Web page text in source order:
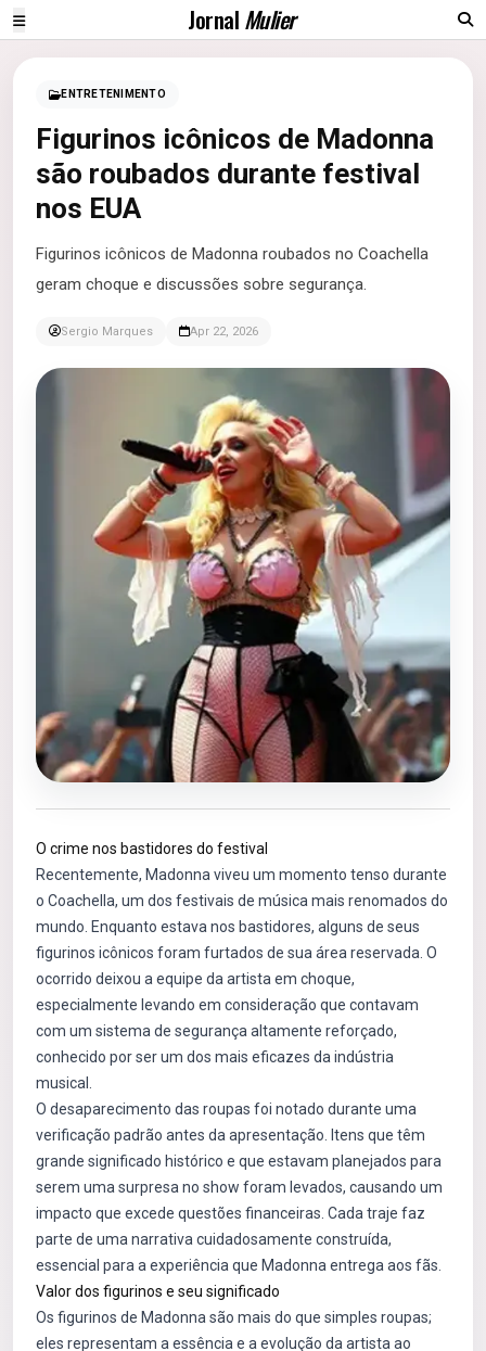
JornalMulier
ENTRETENIMENTO
Figurinos icônicos de Madonna
são roubados durante festival
nos EUA
Figurinos icônicos de Madonna roubados no Coachella
geram choque e discussões sobre segurança.
Sergio Marques Apr 22, 2026
O crime nos bastidores do festival
Recentemente, Madonna viveu um momento tenso durante
o Coachella, um dos festivais de música mais renomados do
mundo. Enquanto estava nos bastidores, alguns de seus
figurinos icônicos foram furtados de sua área reservada. O
ocorrido deixou a equipe da artista em choque,
especialmente levando em consideração que contavam
com um sistema de segurança altamente reforçado,
conhecido por ser um dos mais eficazes da indústria
musical.
O desaparecimento das roupas foi notado durante uma
verificação padrão antes da apresentação. Itens que têm
grande significado histórico e que estavam planejados para
serem uma surpresa no show foram levados, causando um
impacto que excede questões financeiras. Cada traje faz
parte de uma narrativa cuidadosamente construída,
essencial para a experiência que Madonna entrega aos fãs.
Valor dos figurinos e seu significado
Os figurinos de Madonna são mais do que simples roupas;
eles representam a essência e a evolução da artista ao